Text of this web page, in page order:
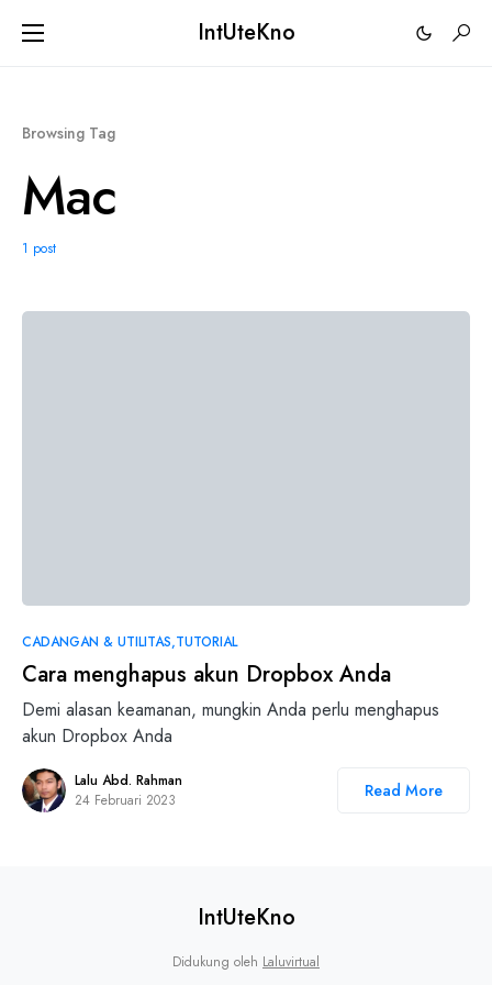
IntUteKno
Browsing Tag
Mac
1 post
CADANGAN & UTILITAS TUTORIAL
Cara menghapus akun Dropbox Anda
Demi alasan keamanan, mungkin Anda perlu menghapus
akun Dropbox Anda
Lalu Abd. Rahman
24 Februari 2023
Read More
IntUteKno
Didukung oleh Laluvirtual